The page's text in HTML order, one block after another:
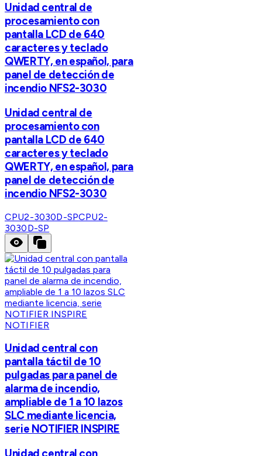
Unidad central de
procesamiento con
pantalla LCD de 640
caracteres y teclado
QWERTY, en español, para
panel de detección de
incendio NFS2-3030
Unidad central de
procesamiento con
pantalla LCD de 640
caracteres y teclado
QWERTY, en español, para
panel de detección de
incendio NFS2-3030
CPU2-3030D-SPCPU2-
3030D-SP
NOTIFIER
Unidad central con
pantalla táctil de 10
pulgadas para panel de
alarma de incendio,
ampliable de 1 a 10 lazos
SLC mediante licencia,
serie NOTIFIER INSPIRE